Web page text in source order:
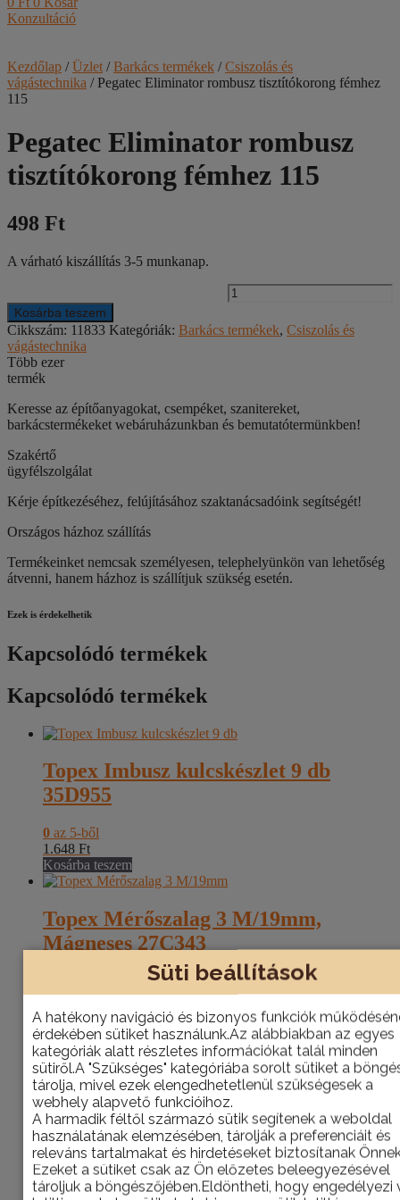
Süti beállítások
A hatékony navigáció és bizonyos funkciók
érdekében sütiket használunk.Az alábbiakban az egyes
kategóriák alatt részletes információkat talál minden
sütiről.A "Szükséges" kategóriába sorolt sütiket a
tárolja, mivel ezek elengedhetetlenül szükségesek a
webhely alapvető funkcióihoz.
A harmadik féltől származó sütik segítenek a weboldal
használatának elemzésében, tárolják a preferenciáit és
releváns tartalmakat és hirdetéseket biztosítanak
Ezeket a sütiket csak az Ön előzetes beleegyezésével
tároljuk a böngészőjében.Eldöntheti, hogy engedélyezi
Konzultáció
Kezdőlap /Üzlet /Barkács termékek /Csiszolás és
vágástechnika / Pegatec Eliminator rombusz tisztítókorong fémhez
115
Pegatec Eliminator rombusz
tisztítókorong fémhez 115
498 Ft
A várható kiszállítás 3-5 munkanap.
Kosárba teszem
Cikkszám: 11833 Kategóriák: Barkács termékek, Csiszolás és
vágástechnika
Több ezer
termék
Keresse az építőanyagokat, csempéket, szanitereket,
barkácstermékeket webáruházunkban és bemutatótermünkben!
Szakértő
ügyfélszolgálat
Kérje építkezéséhez, felújításához szaktanácsadóink segítségét!
Országos házhoz szállítás
Termékeinket nemcsak személyesen, telephelyünkön van lehetőség
átvenni, hanem házhoz is szállítjuk szükség esetén.
Ezek is érdekelhetik
Kapcsolódó termékek
Kapcsolódó termékek
Topex Imbusz kulcskészlet 9 db
35D955
0 az 5-ből
1.648 Ft
Kosárba teszem
Topex Mérőszalag 3 M/19mm,
Mágneses 27C343
1.885Ft
Kosárba teszem
Topex Mérőszalag 10m
0az 5-ből
3.195Ft
Kosárba teszem
Topex Ragasztószalag DUCT TAPE